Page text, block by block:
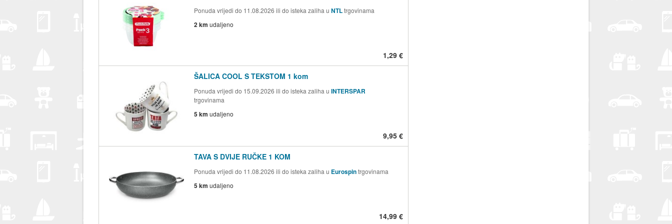
Ponuda vrijedi do 11.08.2026 ili do isteka zaliha u NTLtrgovinama
2 km udaljeno
1,29 €
ŠALICA COOL S TEKSTOM 1 kom
Ponuda vrijedi do 15.09.2026 ili do isteka zaliha u INTERSPAR
trgovinama
5 km udaljeno
9,95 €
TAVA S DVIJE RUČKE 1 KOM
Ponuda vrijedi do 11.08.2026 ili do isteka zaliha u Eurospintrgovinama
5 km udaljeno
14,99 €